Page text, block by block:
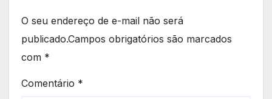
O seu endereço de e-mail não será
publicado.Campos obrigatórios são marcados
com *
Comentário *